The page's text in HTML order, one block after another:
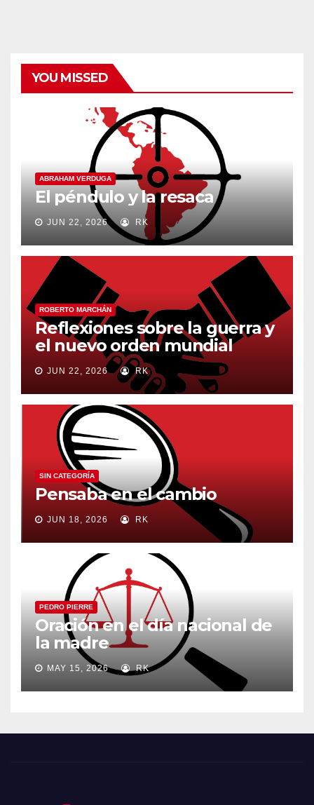
YOU MISSED
ABRAHAM VERDUGA
El péndulo y la resaca
JUN 22, 2026 RK
ROBERTO MARCHÁN
Reflexiones sobre la guerra y
el nuevo orden mundial
JUN 22, 2026 RK
SIN CATEGORÍA
Pensaba en el cambio
JUN 18, 2026 RK
PEDRO PIERRE
Oración en el día nacional de
la madre
MAY 15, 2026 RK